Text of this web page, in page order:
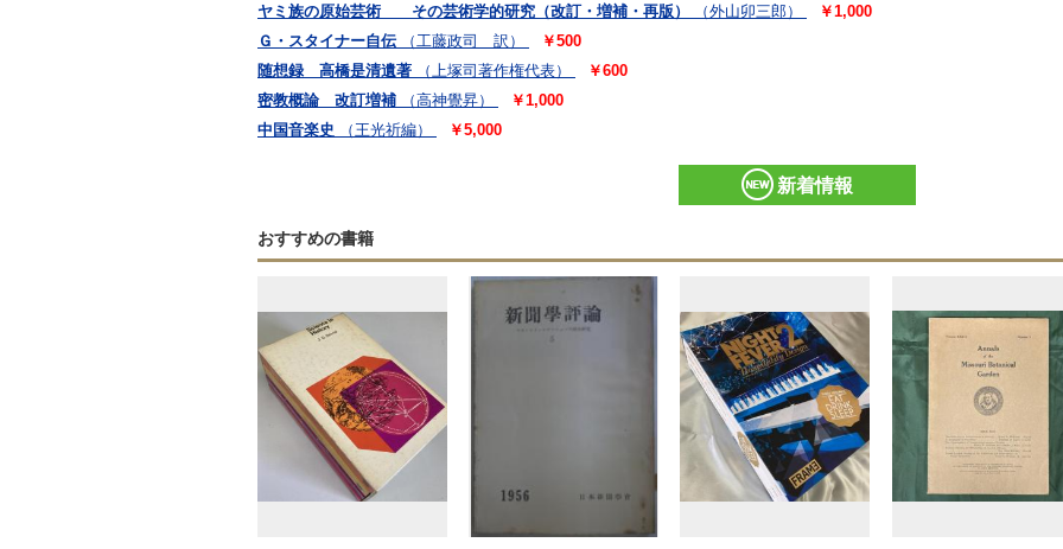
ヤミ族の原始芸術 その芸術学的研究（改訂・増補・再版）
（外山卯三郎）
￥1,000
Ｇ・スタイナー自伝
（工藤政司 訳）
￥500
随想録 高橋是清遺著
（上塚司著作権代表）
￥600
密教概論 改訂増補
（高神覺昇）
￥1,000
中国音楽史
（王光祈編） ￥5,000
新着情報
おすすめの書籍